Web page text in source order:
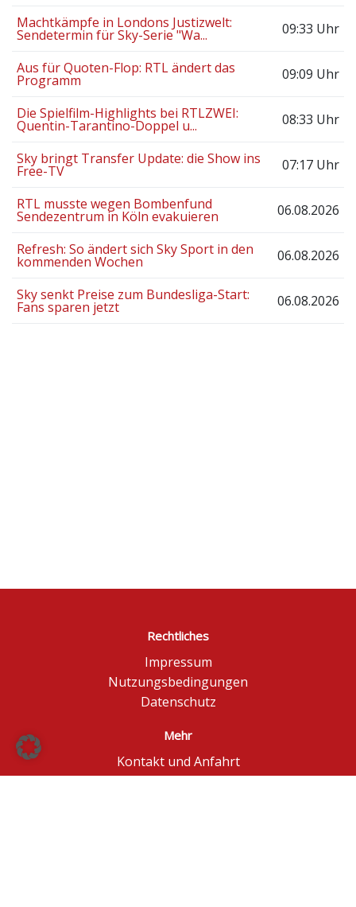
Machtkämpfe in Londons Justizwelt:
Sendetermin für Sky-Serie "Wa... 09:33 Uhr
Aus für Quoten-Flop: RTL ändert das
Programm 09:09 Uhr
Die Spielfilm-Highlights bei RTLZWEI:
Quentin-Tarantino-Doppel u... 08:33 Uhr
Sky bringt Transfer Update: die Show ins
Free-TV 07:17 Uhr
RTL musste wegen Bombenfund
Sendezentrum in Köln evakuieren 06.08.2026
Refresh: So ändert sich Sky Sport in den
kommenden Wochen 06.08.2026
Sky senkt Preise zum Bundesliga-Start:
Fans sparen jetzt 06.08.2026
Rechtliches
Impressum
Nutzungsbedingungen
Datenschutz
Mehr
Kontakt und Anfahrt
Börse Düsseldorf